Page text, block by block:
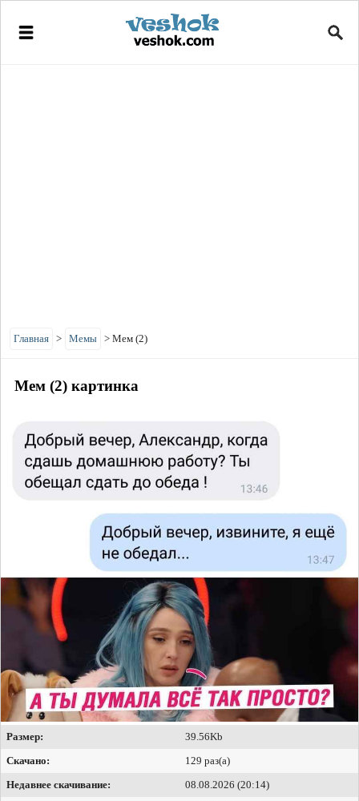
Главная > Мемы > Мем (2)
Мем (2) картинка
Размер:
39.56Kb
Скачано:
129 раз(а)
Недавнее скачивание:
08.08.2026 (20:14)